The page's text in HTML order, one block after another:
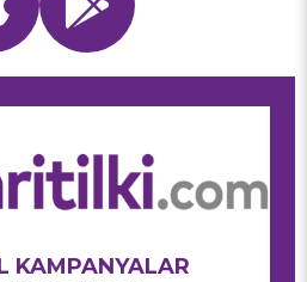
KAMPANYALAR